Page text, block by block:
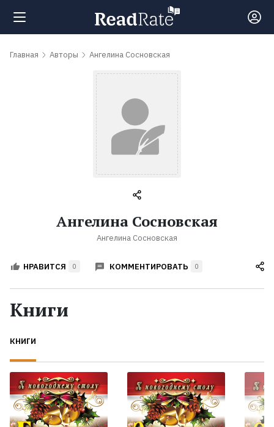
Поиск
обсуждаемые
Авторы
Жанры
Экранизации
Коллекции
Главная Авторы Ангелина Сосновская
Ангелина Сосновская
Ангелина Сосновская
НРАВИТСЯ 0 КОММЕНТИРОВАТЬ 0
Книги
КНИГИ